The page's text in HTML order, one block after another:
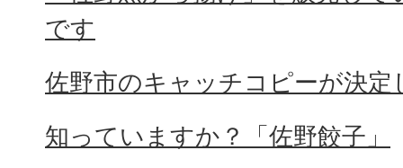
です
佐野市のキャッチコピーが決定
知っていますか？「佐野餃子」